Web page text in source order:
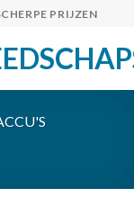
PRIJZEN